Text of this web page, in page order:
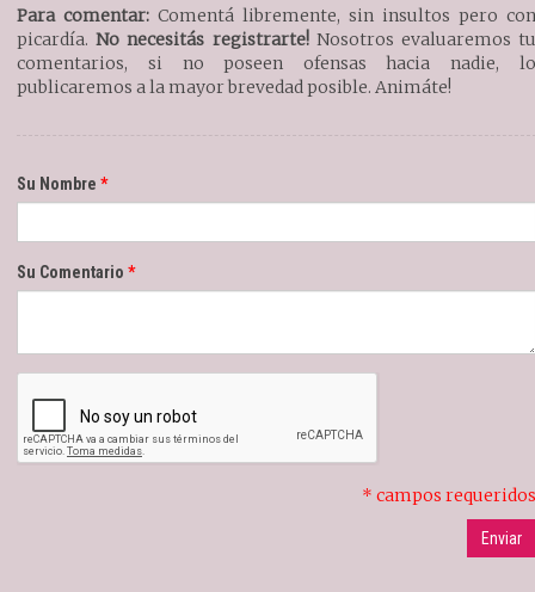
Para comentar: Comentá libremente, sin insultos pero con
picardía.No necesitás registrarte!Nosotros evaluaremos tu
comentarios, si no poseen ofensas hacia nadie, lo
publicaremos a la mayor brevedad posible. Animáte!
Su Nombre
Su Comentario
* campos requeridos